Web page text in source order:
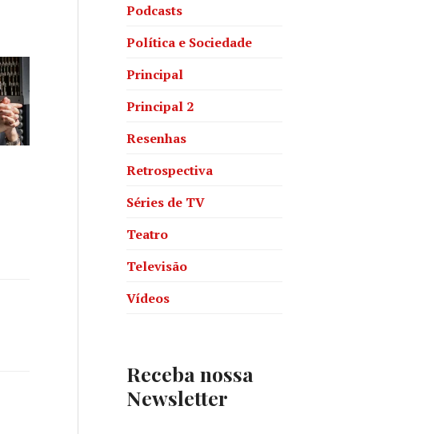
Podcasts
Política e Sociedade
Principal
Principal 2
Resenhas
Retrospectiva
Séries de TV
Teatro
Televisão
Vídeos
Receba nossa
Newsletter